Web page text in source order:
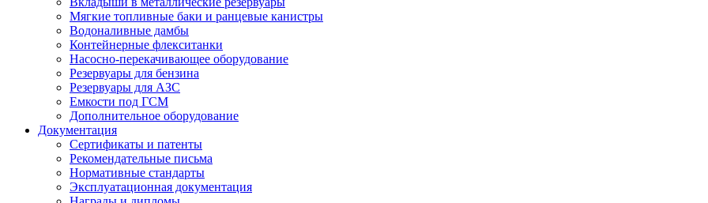
Мягкие топливные баки и ранцевые канистры
Водоналивные дамбы
Контейнерные флекситанки
Насосно-перекачивающее оборудование
Резервуары для бензина
Резервуары для АЗС
Емкости под ГСМ
Дополнительное оборудование
Документация
Сертификаты и патенты
Рекомендательные письма
Нормативные стандарты
Эксплуатационная документация